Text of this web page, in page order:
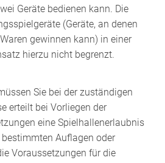
Geräte bedienen kann. Die
(Geräte, an denen
gewinnen kann) in einer
hierzu nicht begrenzt.
Sie bei der zuständigen
erteilt bei Vorliegen der
eine Spielhallenerlaubnis
Auflagen oder
Voraussetzungen für die